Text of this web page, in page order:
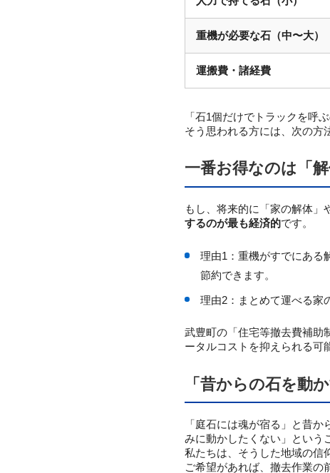
重機が必要な石（中〜大）
運搬費・諸経費
「石1個だけでトラックを呼
そう思われる方には、次の方
一番お得なのは「
もし、将来的に「家の解体」
するのが最も経済的です。
理由1：重機がすでにある
節約できます。
理由2：まとめて運べる家
武豊町の「住宅等撤去費補助
ータルコストを抑えられる可
「昔からの石を動
「庭石には魂が宿る」と昔
みに動かしたくない」という
私たちは、そうした地域の信
ご希望があれば、撤去作業の